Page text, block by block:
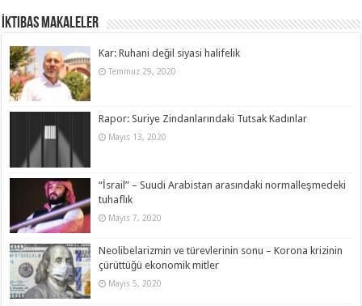
İktibas Makaleler
Kar: Ruhani değil siyasi halifelik
Temmuz 29, 2020
Rapor: Suriye Zindanlarındaki Tutsak Kadınlar
Mayıs 13, 2020
“İsrail” – Suudi Arabistan arasındaki normalleşmedeki
tuhaflık
Mayıs 7, 2020
Neolibelarizmin ve türevlerinin sonu – Korona krizinin
çürüttüğü ekonomik mitler
Mayıs 5, 2020